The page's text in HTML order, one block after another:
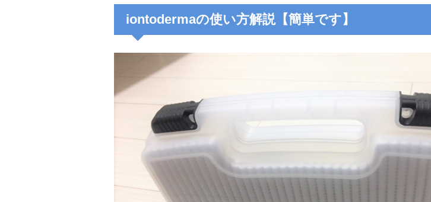
iontodermaの使い方解説【簡単です】